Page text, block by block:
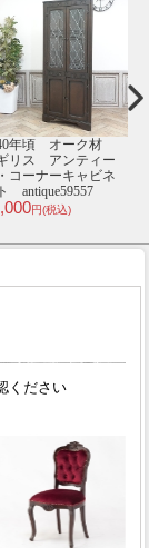
年頃 オーク材
リス アンティー
ブックケース
円(税込)